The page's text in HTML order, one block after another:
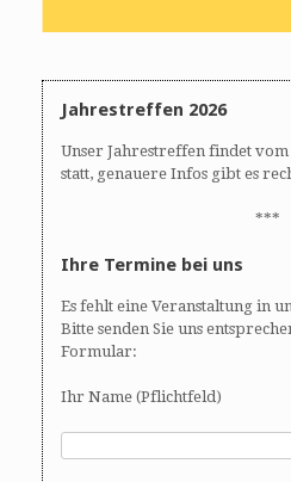
Jahrestreffen 2026
Unser Jahrestreffen findet vom
statt, genauere Infos gibt es
***
Ihre Termine bei uns
Es fehlt eine Veranstaltung in
Bitte senden Sie uns
Formular:
Ihr Name (Pflichtfeld)